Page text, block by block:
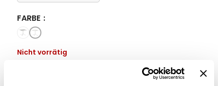
FARBE
Nicht vorrätig
B2B-Angebot